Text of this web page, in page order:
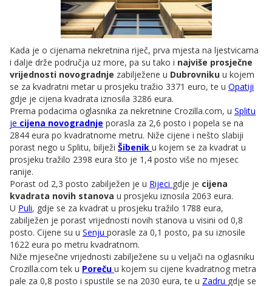
Kada je o cijenama nekretnina riječ, prva mjesta na ljestvicama
i dalje drže područja uz more, pa su tako i najviše prosječne
vrijednosti novogradnje zabilježene u Dubrovniku u kojem
se za kvadratni metar u prosjeku tražio 3371 euro, te u Opatiji
gdje je cijena kvadrata iznosila 3286 eura.
Prema podacima oglasnika za nekretnine Crozilla.com, u Splitu
je cijena novogradnje porasla za 2,6 posto i popela se na
2844 eura po kvadratnome metru. Niže cijene i nešto slabiji
porast nego u Splitu, bilježi Šibenik u kojem se za kvadrat u
prosjeku tražilo 2398 eura što je 1,4 posto više no mjesec
ranije.
Porast od 2,3 posto zabilježen je u Rijeci gdje je cijena
kvadrata novih stanova u prosjeku iznosila 2063 eura.
U Puli, gdje se za kvadrat u prosjeku tražilo 1788 eura,
zabilježen je porast vrijednosti novih stanova u visini od 0,8
posto. Cijene su u Senju porasle za 0,1 posto, pa su iznosile
1622 eura po metru kvadratnom.
Niže mjesečne vrijednosti zabilježene su u veljači na oglasniku
Crozilla.com tek u Poreču u kojem su cijene kvadratnog metra
pale za 0,8 posto i spustile se na 2030 eura, te u Zadru gdje se